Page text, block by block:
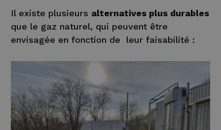
Il existe plusieurs alternatives plus durables
que le gaz naturel, qui peuvent être
envisagée en fonction de leur faisabilité :